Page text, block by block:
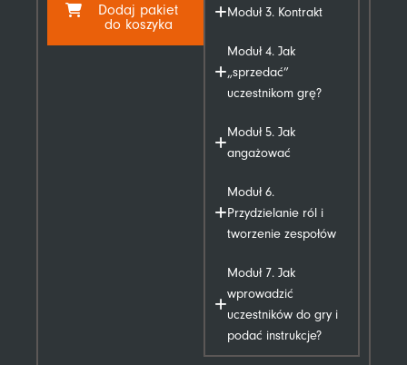
Dodaj pakiet
do koszyka
Moduł 3. Kontrakt
Moduł 4. Jak
„sprzedać”
uczestnikom grę?
Moduł 5. Jak
angażować
Moduł 6.
Przydzielanie ról i
tworzenie zespołów
Moduł 7. Jak
wprowadzić
uczestników do gry i
podać instrukcje?